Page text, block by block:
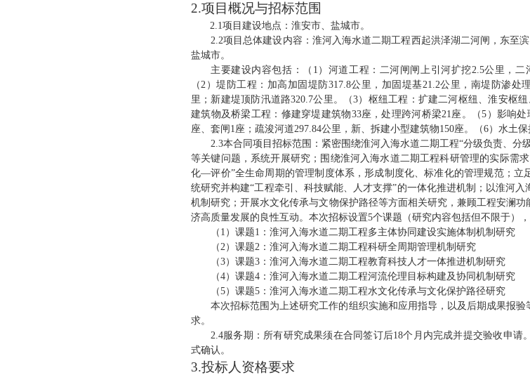
2.项目概况与招标范围
2.1项目建设地点： 淮安市、盐城市。
2.2项目总体建设内容：淮河入海水道二期工程西起洪泽湖二河闸，东至
盐城市。
主要建设内容包括：（ 1）河道工程：二河闸闸上引河扩挖2.5公里，二
（2）堤防工程：加高加固堤防317.8公里，加固堤基21.2公里，南堤防渗处
里；新建堤顶防汛道路320.7公里。（3）枢纽工程：扩建二河枢纽、淮安枢
建筑物及桥梁工程：修建穿堤建筑物33座，处理跨河桥梁21座。（5）影响
座、套闸1座；疏浚河道297.84公里，新、拆建小型建筑物150座。（6）水土
2.3本合同项目招标范围：紧密围绕淮河入海水道二期工程“分级负责、分
等关键问题，系统开展研究；围绕淮河入海水道二期工程科研管理的实际
化—评价”全生命周期的管理制度体系，形成制度化、标准化的管理规范；立
统研究并构建“工程牵引、科技赋能、人才支撑”的一体化推进机制；以淮河
机制研究；开展水文化传承与文物保护路径等方面相关研究，兼顾工程安澜
济高质量发展的良性互动。本次招标设置5个课题（研究内容包括但不限于），
（ 1）课题1：淮河入海水道二期工程多主体协同建设实施体制机制研究
（2）课题2：淮河入海水道二期工程科研全周期管理机制研究
（3）课题3：淮河入海水道二期工程教育科技人才一体推进机制研究
（4）课题4：淮河入海水道二期工程河流伦理目标构建及协同机制研究
（5）课题5：淮河入海水道二期工程水文化传承与文化保护路径研究
本次招标范围为上述研究工作的组织实施和应用指导，以及后期成果报
求。
2.4服务期：所有研究成果须在合同签订后18个月内完成并提交验收申请。
式确认 。
3.投标人资格要求